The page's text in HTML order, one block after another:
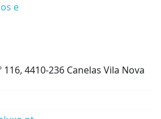
e
116, 4410-236 Canelas Vila Nova